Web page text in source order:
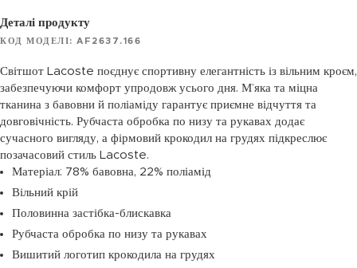
Деталі продукту
КОД МОДЕЛІ: AF2637.166
Світшот Lacoste поєднує спортивну елегантність із вільним кроєм,
забезпечуючи комфорт упродовж усього дня. М’яка та міцна
тканина з бавовни й поліаміду гарантує приємне відчуття та
довговічність. Рубчаста обробка по низу та рукавах додає
сучасного вигляду, а фірмовий крокодил на грудях підкреслює
позачасовий стиль Lacoste.
Матеріал: 78% бавовна, 22% поліамід
Вільний крій
Половинна застібка-блискавка
Рубчаста обробка по низу та рукавах
Вишитий логотип крокодила на грудях